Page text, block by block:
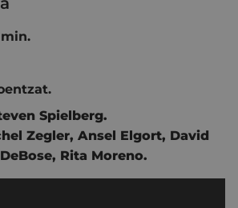
Spielberg.
Zegler, Ansel Elgort, David
, Rita Moreno.